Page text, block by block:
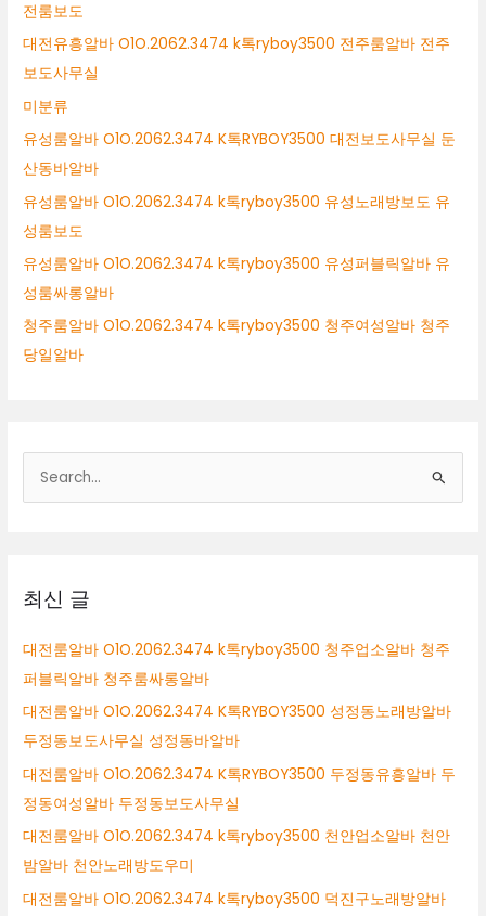
전룸보도
대전유흥알바 O1O.2062.3474 k톡ryboy3500 전주룸알바 전주
보도사무실
미분류
유성룸알바 O1O.2062.3474 K톡RYBOY3500 대전보도사무실 둔
산동바알바
유성룸알바 O1O.2062.3474 k톡ryboy3500 유성노래방보도 유
성룸보도
유성룸알바 O1O.2062.3474 k톡ryboy3500 유성퍼블릭알바 유
성룸싸롱알바
청주룸알바 O1O.2062.3474 k톡ryboy3500 청주여성알바 청주
당일알바
색
최신 글
대전룸알바 O1O.2062.3474 k톡ryboy3500 청주업소알바 청주
퍼블릭알바 청주룸싸롱알바
대전룸알바 O1O.2062.3474 K톡RYBOY3500 성정동노래방알바
두정동보도사무실 성정동바알바
대전룸알바 O1O.2062.3474 K톡RYBOY3500 두정동유흥알바 두
정동여성알바 두정동보도사무실
대전룸알바 O1O.2062.3474 k톡ryboy3500 천안업소알바 천안
밤알바 천안노래방도우미
대전룸알바 O1O.2062.3474 k톡ryboy3500 덕진구노래방알바